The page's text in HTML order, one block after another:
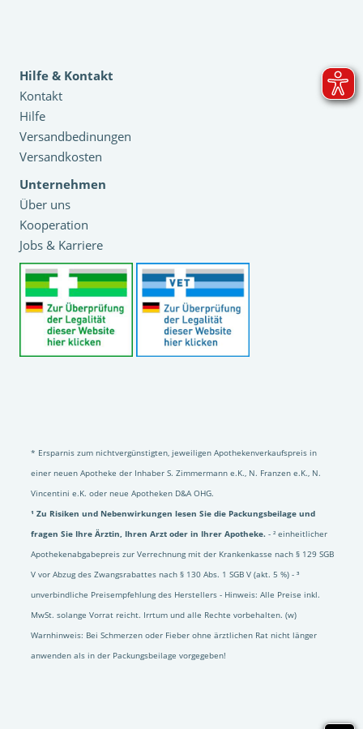
Hilfe & Kontakt
Kontakt
Hilfe
Versandbedinungen
Versandkosten
Unternehmen
Über uns
Kooperation
Jobs & Karriere
* Ersparnis zum nichtvergünstigten, jeweiligen Apothekenverkaufspreis in
einer neuen Apotheke der Inhaber S. Zimmermann e.K., N. Franzen e.K., N.
Vincentini e.K. oder neue Apotheken D&A OHG.
¹ Zu Risiken und Nebenwirkungen lesen Sie die Packungsbeilage und
fragen Sie Ihre Ärztin, Ihren Arzt oder in Ihrer Apotheke. - ² einheitlicher
Apothekenabgabepreis zur Verrechnung mit der Krankenkasse nach § 129 SGB
V vor Abzug des Zwangsrabattes nach § 130 Abs. 1 SGB V (akt. 5 %) - ³
unverbindliche Preisempfehlung des Herstellers - Hinweis: Alle Preise inkl.
MwSt. solange Vorrat reicht. Irrtum und alle Rechte vorbehalten. (w)
Warnhinweis: Bei Schmerzen oder Fieber ohne ärztlichen Rat nicht länger
anwenden als in der Packungsbeilage vorgegeben!